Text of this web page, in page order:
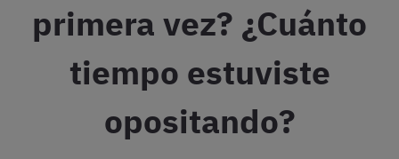
primera vez? ¿Cuánto
tiempo estuviste
opositando?